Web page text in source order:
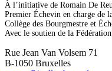
À l’initiative de Romain De
Premier Échevin en charge de
Collège des Bourgmestre et
Avec le soutien de la
Rue Jean Van Volsem 71
B-1050 Bruxelles